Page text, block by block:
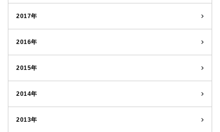
2017年
2016年
2015年
2014年
2013年